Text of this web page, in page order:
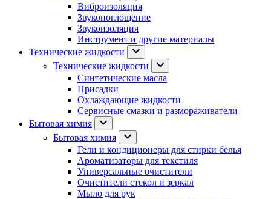
Виброизоляция
Звукопоглощение
Звукоизоляция
Инструмент и другие материалы
Технические жидкости
Технические жидкости
Синтетические масла
Присадки
Охлаждающие жидкости
Сервисные смазки и размораживатели
Бытовая химия
Бытовая химия
Гели и кондиционеры для стирки белья
Ароматизаторы для текстиля
Универсальные очистители
Очистители стекол и зеркал
Мыло для рук